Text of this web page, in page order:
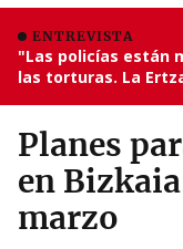
ENTREVISTA
"Las policías están
las torturas. La
Planes
en
marzo